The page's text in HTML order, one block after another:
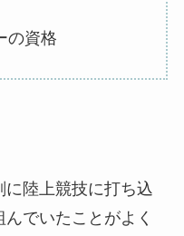
の資格
陸上競技に打ち込
でいたことがよく